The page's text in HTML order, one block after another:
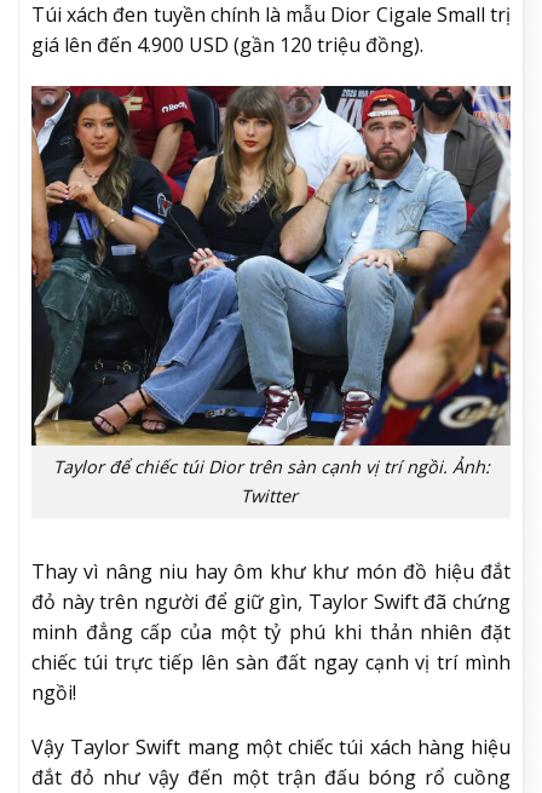
Túi xách đen tuyền chính là mẫu Dior Cigale Small trị
giá lên đến 4.900 USD (gần 120 triệu đồng).
Taylor để chiếc túi Dior trên sàn cạnh vị trí ngồi. Ảnh:
Twitter
Thay vì nâng niu hay ôm khư khư món đồ hiệu đắt
đỏ này trên người để giữ gìn, Taylor Swift đã chứng
minh đẳng cấp của một tỷ phú khi thản nhiên đặt
chiếc túi trực tiếp lên sàn đất ngay cạnh vị trí mình
ngồi!
Vậy Taylor Swift mang một chiếc túi xách hàng hiệu
đắt đỏ như vậy đến một trận đấu bóng rổ cuồng